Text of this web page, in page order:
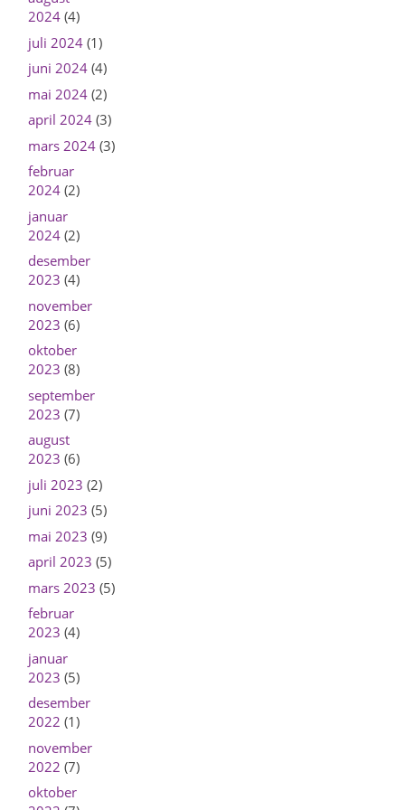
2024(4)
juli 2024(1)
juni 2024(4)
mai 2024(2)
april 2024(3)
mars 2024(3)
februar
2024(2)
januar
2024(2)
desember
2023 (4)
november
2023 (6)
oktober
2023 (8)
september
2023 (7)
august
2023 (6)
juli 2023 (2)
juni 2023 (5)
mai 2023 (9)
april 2023 (5)
mars 2023 (5)
februar
2023 (4)
januar
2023 (5)
desember
2022 (1)
november
2022 (7)
oktober